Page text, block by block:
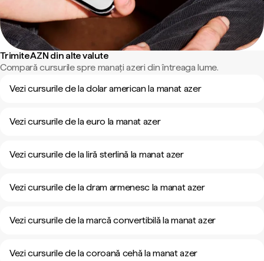
Trimite AZN din alte valute
Compară cursurile spre manați azeri din întreaga lume.
Vezi cursurile de la dolar american la manat azer
Vezi cursurile de la euro la manat azer
Vezi cursurile de la liră sterlină la manat azer
Vezi cursurile de la dram armenesc la manat azer
Vezi cursurile de la marcă convertibilă la manat azer
Vezi cursurile de la coroană cehă la manat azer